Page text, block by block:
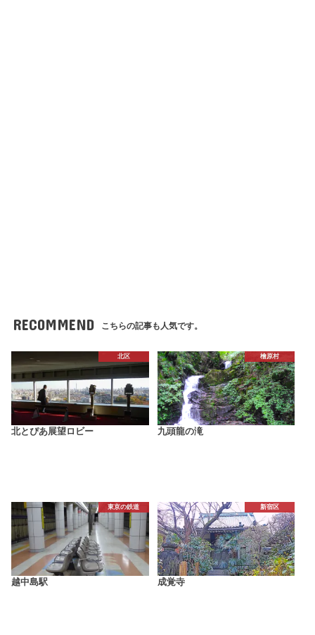
RECOMMEND こちらの記事も人気です。
北区
北とぴあ展望ロビー
檜原村
九頭龍の滝
東京の鉄道
越中島駅
新宿区
成覚寺